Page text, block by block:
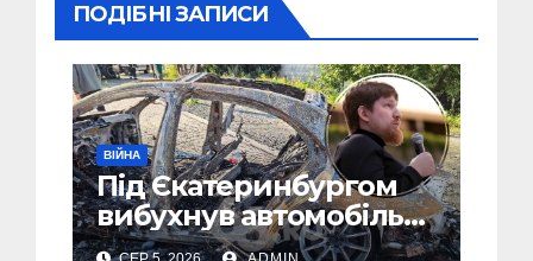
ПОДІБНІ ЗАПИСИ
ВІЙНА
Під Єкатеринбургом
вибухнув автомобіль
голови компанії-